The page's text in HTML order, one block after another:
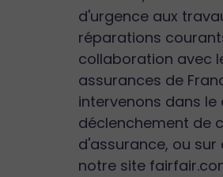
d'urgence aux
réparations
collaboration avec
assurances de
intervenons dans le
déclenchement de
d'assurance, ou
notre site